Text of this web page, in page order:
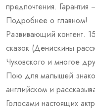
предпочтения.
Подробнее о главном!
Развивающий контент.
сказок (Денискины
Чуковского и многое
Пою для малышей
английском и
Голосами настоящих